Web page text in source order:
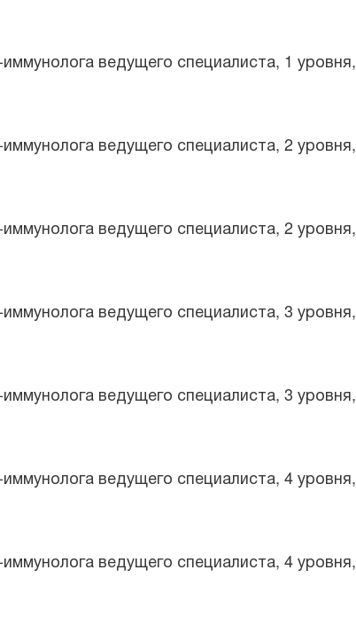
ведущего специалиста, 1 уровня,
ведущего специалиста, 2 уровня,
ведущего специалиста, 2 уровня,
ведущего специалиста, 3 уровня,
ведущего специалиста, 3 уровня,
ведущего специалиста, 4 уровня,
ведущего специалиста, 4 уровня,